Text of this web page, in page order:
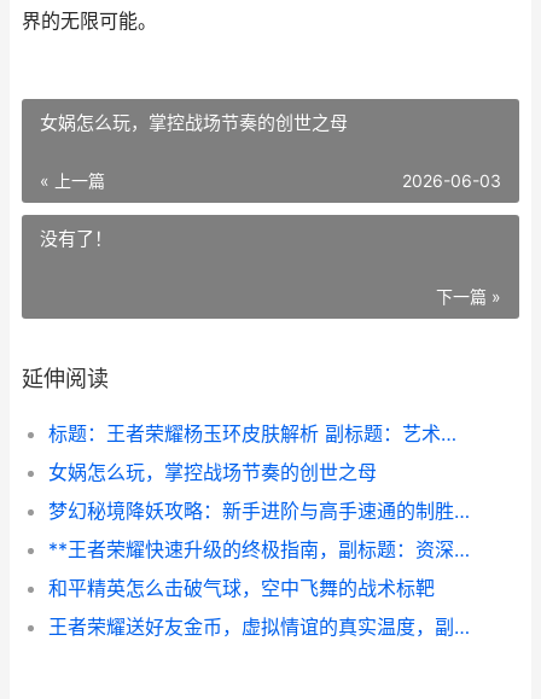
界的无限可能。
女娲怎么玩，掌控战场节奏的创世之母
« 上一篇 2026-06-03
没有了！
下一篇 »
延伸阅读
标题：王者荣耀杨玉环皮肤解析 副标题：艺术设计与实战价值的双重奏鸣
女娲怎么玩，掌控战场节奏的创世之母
梦幻秘境降妖攻略：新手进阶与高手速通的制胜法则
**王者荣耀快速升级的终极指南，副标题：资深玩家的效率心得与深度思考**
和平精英怎么击破气球，空中飞舞的战术标靶
王者荣耀送好友金币，虚拟情谊的真实温度，副标题，指尖馈赠连接峡谷人心